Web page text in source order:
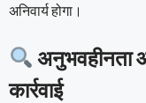
अनिवार्य होगा।
अनुभवहीनता
कार्रवाई